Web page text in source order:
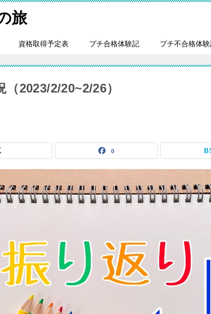
旅
資格取得予定表 プチ合格体験記 プチ不合格体
2023/2/20~2/26）
0